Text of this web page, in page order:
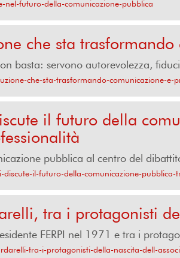
futuro-della-comunicazione-pubblica
che sta trasformando
basta: servono autorevolezza,
che-sta-trasformando-comunicazione-e-
il futuro della
pubblica al centro del
il-futuro-della-comunicazione-pubblica-
tra i protagonisti
FERPI nel 1971 e tra i
tra-i-protagonisti-della-nascita-dell-